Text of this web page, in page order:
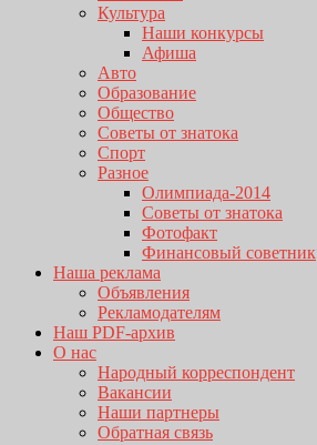
Культура
Наши конкурсы
Афиша
Авто
Образование
Общество
Советы от знатока
Спорт
Разное
Олимпиада-2014
Советы от знатока
Фотофакт
Финансовый советник
Наша реклама
Объявления
Рекламодателям
Наш PDF-архив
О нас
Народный корреспондент
Вакансии
Наши партнеры
Обратная связь